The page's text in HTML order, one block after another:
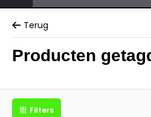
Terug
Producten
Filters